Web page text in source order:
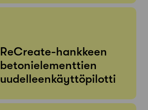
ReCreate-hankkeen
betonielementtien
uudelleenkäyttöpilotti